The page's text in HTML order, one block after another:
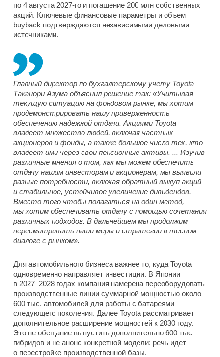
по 4 августа 2027-го и погашение 200 млн собственных
акций. Ключевые финансовые параметры и объем
buyback подтверждаются независимыми деловыми
источниками.
Главный директор по бухгалтерскому учету Toyota
Таканори Азума объяснил решение так: «Учитывая
текущую ситуацию на фондовом рынке, мы хотим
продемонстрировать нашу приверженность
обеспечению надежной отдачи. Акциями Toyota
владеет множество людей, включая частных
акционеров и фонды, а также большое число тех, кто
владеет ими через свои пенсионные активы. ... Изучив
различные мнения о том, как мы можем обеспечить
отдачу нашим инвесторам и акционерам, мы выявили
разные потребности, включая обратный выкуп акций
и стабильное, устойчивое увеличение дивидендов.
Вместо того чтобы полагаться на один метод,
мы хотим обеспечивать отдачу с помощью сочетания
различных подходов. В дальнейшем мы продолжим
пересматривать наши меры и стратегии в тесном
диалоге с рынком».
Для автомобильного бизнеса важнее то, куда Toyota
одновременно направляет инвестиции. В Японии
в 2027–2028 годах компания намерена переоборудовать
производственные линии суммарной мощностью около
600 тыс. автомобилей для работы с батареями
следующего поколения. Далее Toyota рассматривает
дополнительное расширение мощностей к 2030 году.
Это не обещание выпустить дополнительно 600 тыс.
гибридов и не анонс конкретной модели: речь идет
о перестройке производственной базы.